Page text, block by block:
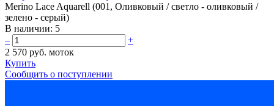
Merino Lace Aquarell (001, Оливковый / светло - оливковый /
зелено - серый)
В наличии: 5
–
+
2 570 руб. моток
Купить
Сообщить о поступлении